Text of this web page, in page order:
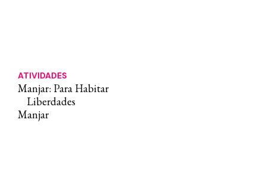
ATIVIDADES
Manjar: Para Habitar
Liberdades
Manjar